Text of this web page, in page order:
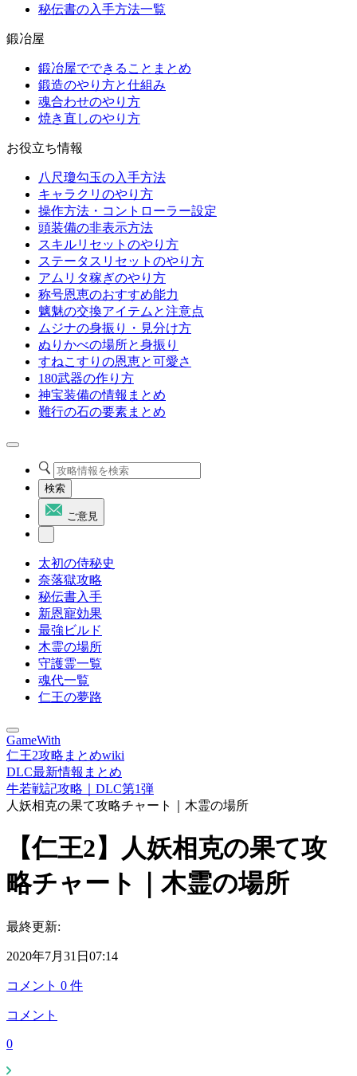
秘伝書の入手方法一覧
鍛冶屋
鍛冶屋でできることまとめ
鍛造のやり方と仕組み
魂合わせのやり方
焼き直しのやり方
お役立ち情報
八尺瓊勾玉の入手方法
キャラクリのやり方
操作方法・コントローラー設定
頭装備の非表示方法
スキルリセットのやり方
ステータスリセットのやり方
アムリタ稼ぎのやり方
称号恩恵のおすすめ能力
魑魅の交換アイテムと注意点
ムジナの身振り・見分け方
ぬりかべの場所と身振り
すねこすりの恩恵と可愛さ
180武器の作り方
神宝装備の情報まとめ
難行の石の要素まとめ
検索
ご意見
太初の侍秘史
奈落獄攻略
秘伝書入手
新恩寵効果
最強ビルド
木霊の場所
守護霊一覧
魂代一覧
仁王の夢路
GameWith
仁王2攻略まとめwiki
DLC最新情報まとめ
牛若戦記攻略｜DLC第1弾
人妖相克の果て攻略チャート｜木霊の場所
【仁王2】人妖相克の果て攻
略チャート｜木霊の場所
最終更新:
2020年7月31日07:14
コメント 0 件
コメント
0